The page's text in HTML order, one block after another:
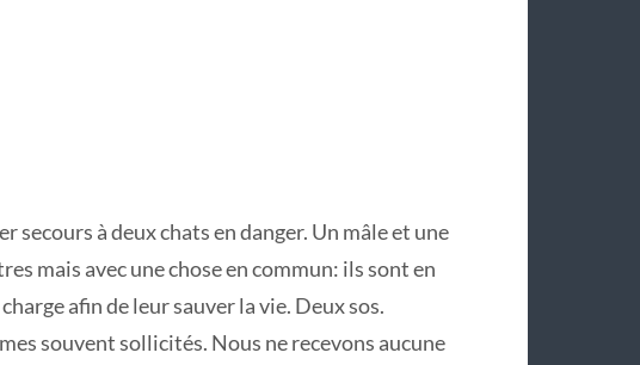
secours à deux chats en danger. Un mâle et une
mais avec une chose en commun: ils sont en
afin de leur sauver la vie. Deux sos.
souvent sollicités. Nous ne recevons aucune